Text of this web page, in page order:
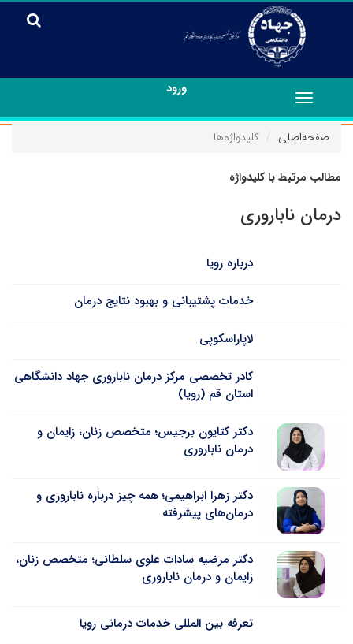
ورود
Toggle
navigation
صفحه‌اصلی
کلیدواژه‌ها
مطالب مرتبط با کلیدواژه
درمان ناباروری
درباره رویا
خدمات پشتیبانی و بهبود نتایج درمان
لاپاراسکوپی
کادر تخصصی مرکز درمان ناباروری جهاد دانشگاهی
استان قم (رویا)
دکتر کتایون برجیس؛ متخصص زنان، زایمان و
درمان ناباروری
دکتر زهرا ابراهیمی؛ همه چیز درباره ناباروری و
درمان‌های پیشرفته
دکتر مرضیه سادات علوی سلطانی؛ متخصص زنان،
زایمان و درمان ناباروری
تعرفه بین المللی خدمات درمانی رویا